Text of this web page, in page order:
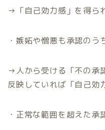
→ 「自己効力感」を得ら
・嫉妬や憎悪も承認のう
→人から受ける「不の承
反映していれば「自己効
・正常な範囲を超えた承